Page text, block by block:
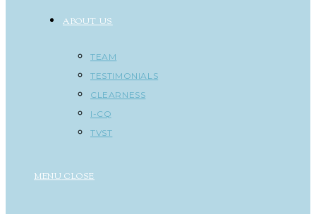
ABOUT US
TEAM
TESTIMONIALS
CLEARNESS
I-CQ
TVST
MENU CLOSE